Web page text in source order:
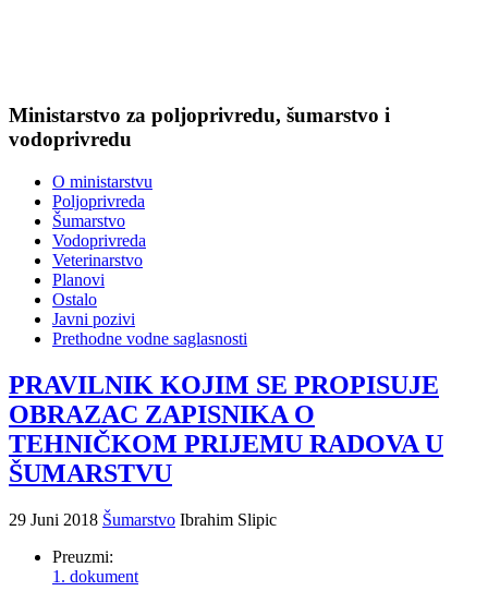
Ministarstvo za poljoprivredu, šumarstvo i
vodoprivredu
O ministarstvu
Poljoprivreda
Šumarstvo
Vodoprivreda
Veterinarstvo
Planovi
Ostalo
Javni pozivi
Prethodne vodne saglasnosti
PRAVILNIK KOJIM SE PROPISUJE
OBRAZAC ZAPISNIKA O
TEHNIČKOM PRIJEMU RADOVA U
ŠUMARSTVU
29 Juni 2018 Šumarstvo Ibrahim Slipic
Preuzmi:
1. dokument